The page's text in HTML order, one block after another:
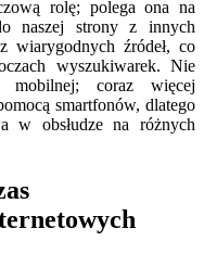
rolę; polega ona na
naszej strony z innych
źródeł, co
wyszukiwarek. Nie
mobilnej; coraz więcej
smartfonów, dlatego
w obsłudze na różnych